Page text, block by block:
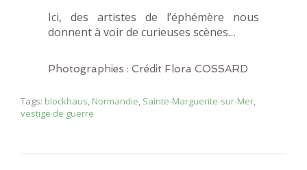
Ici, des artistes de l’éphémère nous
donnent à voir de curieuses scènes…
Photographies : Crédit Flora COSSARD
Tags: blockhaus, Normandie, Sainte-Marguerite-sur-Mer,
vestige de guerre
vous désinscrire à tout moment via le lien
situé en bas de nos e-mails. »